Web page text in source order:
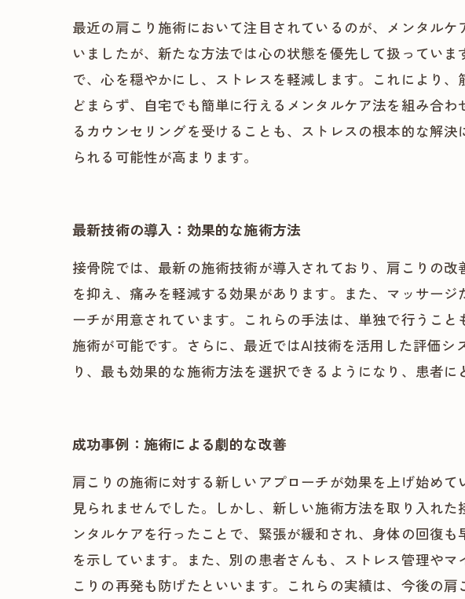
最近の肩こり施術において注目されているのが、メンタル
いましたが、新たな方法では心の状態を優先して扱ってい
で、心を穏やかにし、ストレスを軽減します。これにより
どまらず、自宅でも簡単に行えるメンタルケア法を組み合
るカウンセリングを受けることも、ストレスの根本的な解
られる可能性が高まります。
最新技術の導入：効果的な施術方法
接骨院では、最新の施術技術が導入されており、肩こりの
を抑え、痛みを軽減する効果があります。また、マッサー
ーチが用意されています。これらの手法は、単独で行うこ
施術が可能です。さらに、最近ではAI技術を活用した評価
り、最も効果的な施術方法を選択できるようになり、患者
成功事例：施術による劇的な改善
肩こりの施術に対する新しいアプローチが効果を上げ始め
見られませんでした。しかし、新しい施術方法を取り入れ
ンタルケアを行ったことで、緊張が緩和され、身体の回復
を示しています。また、別の患者さんも、ストレス管理や
こりの再発も防げたといいます。これらの実績は、今後の